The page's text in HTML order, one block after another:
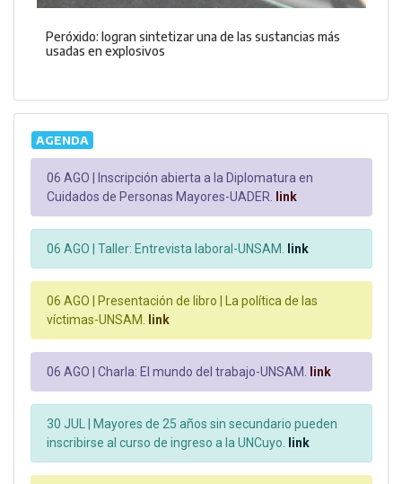
Peróxido: logran sintetizar una de las sustancias más
usadas en explosivos
AGENDA
06 AGO | Inscripción abierta a la Diplomatura en
Cuidados de Personas Mayores-UADER. link
06 AGO | Taller: Entrevista laboral-UNSAM. link
06 AGO | Presentación de libro | La política de las
víctimas-UNSAM. link
06 AGO | Charla: El mundo del trabajo-UNSAM. link
30 JUL | Mayores de 25 años sin secundario pueden
inscribirse al curso de ingreso a la UNCuyo. link